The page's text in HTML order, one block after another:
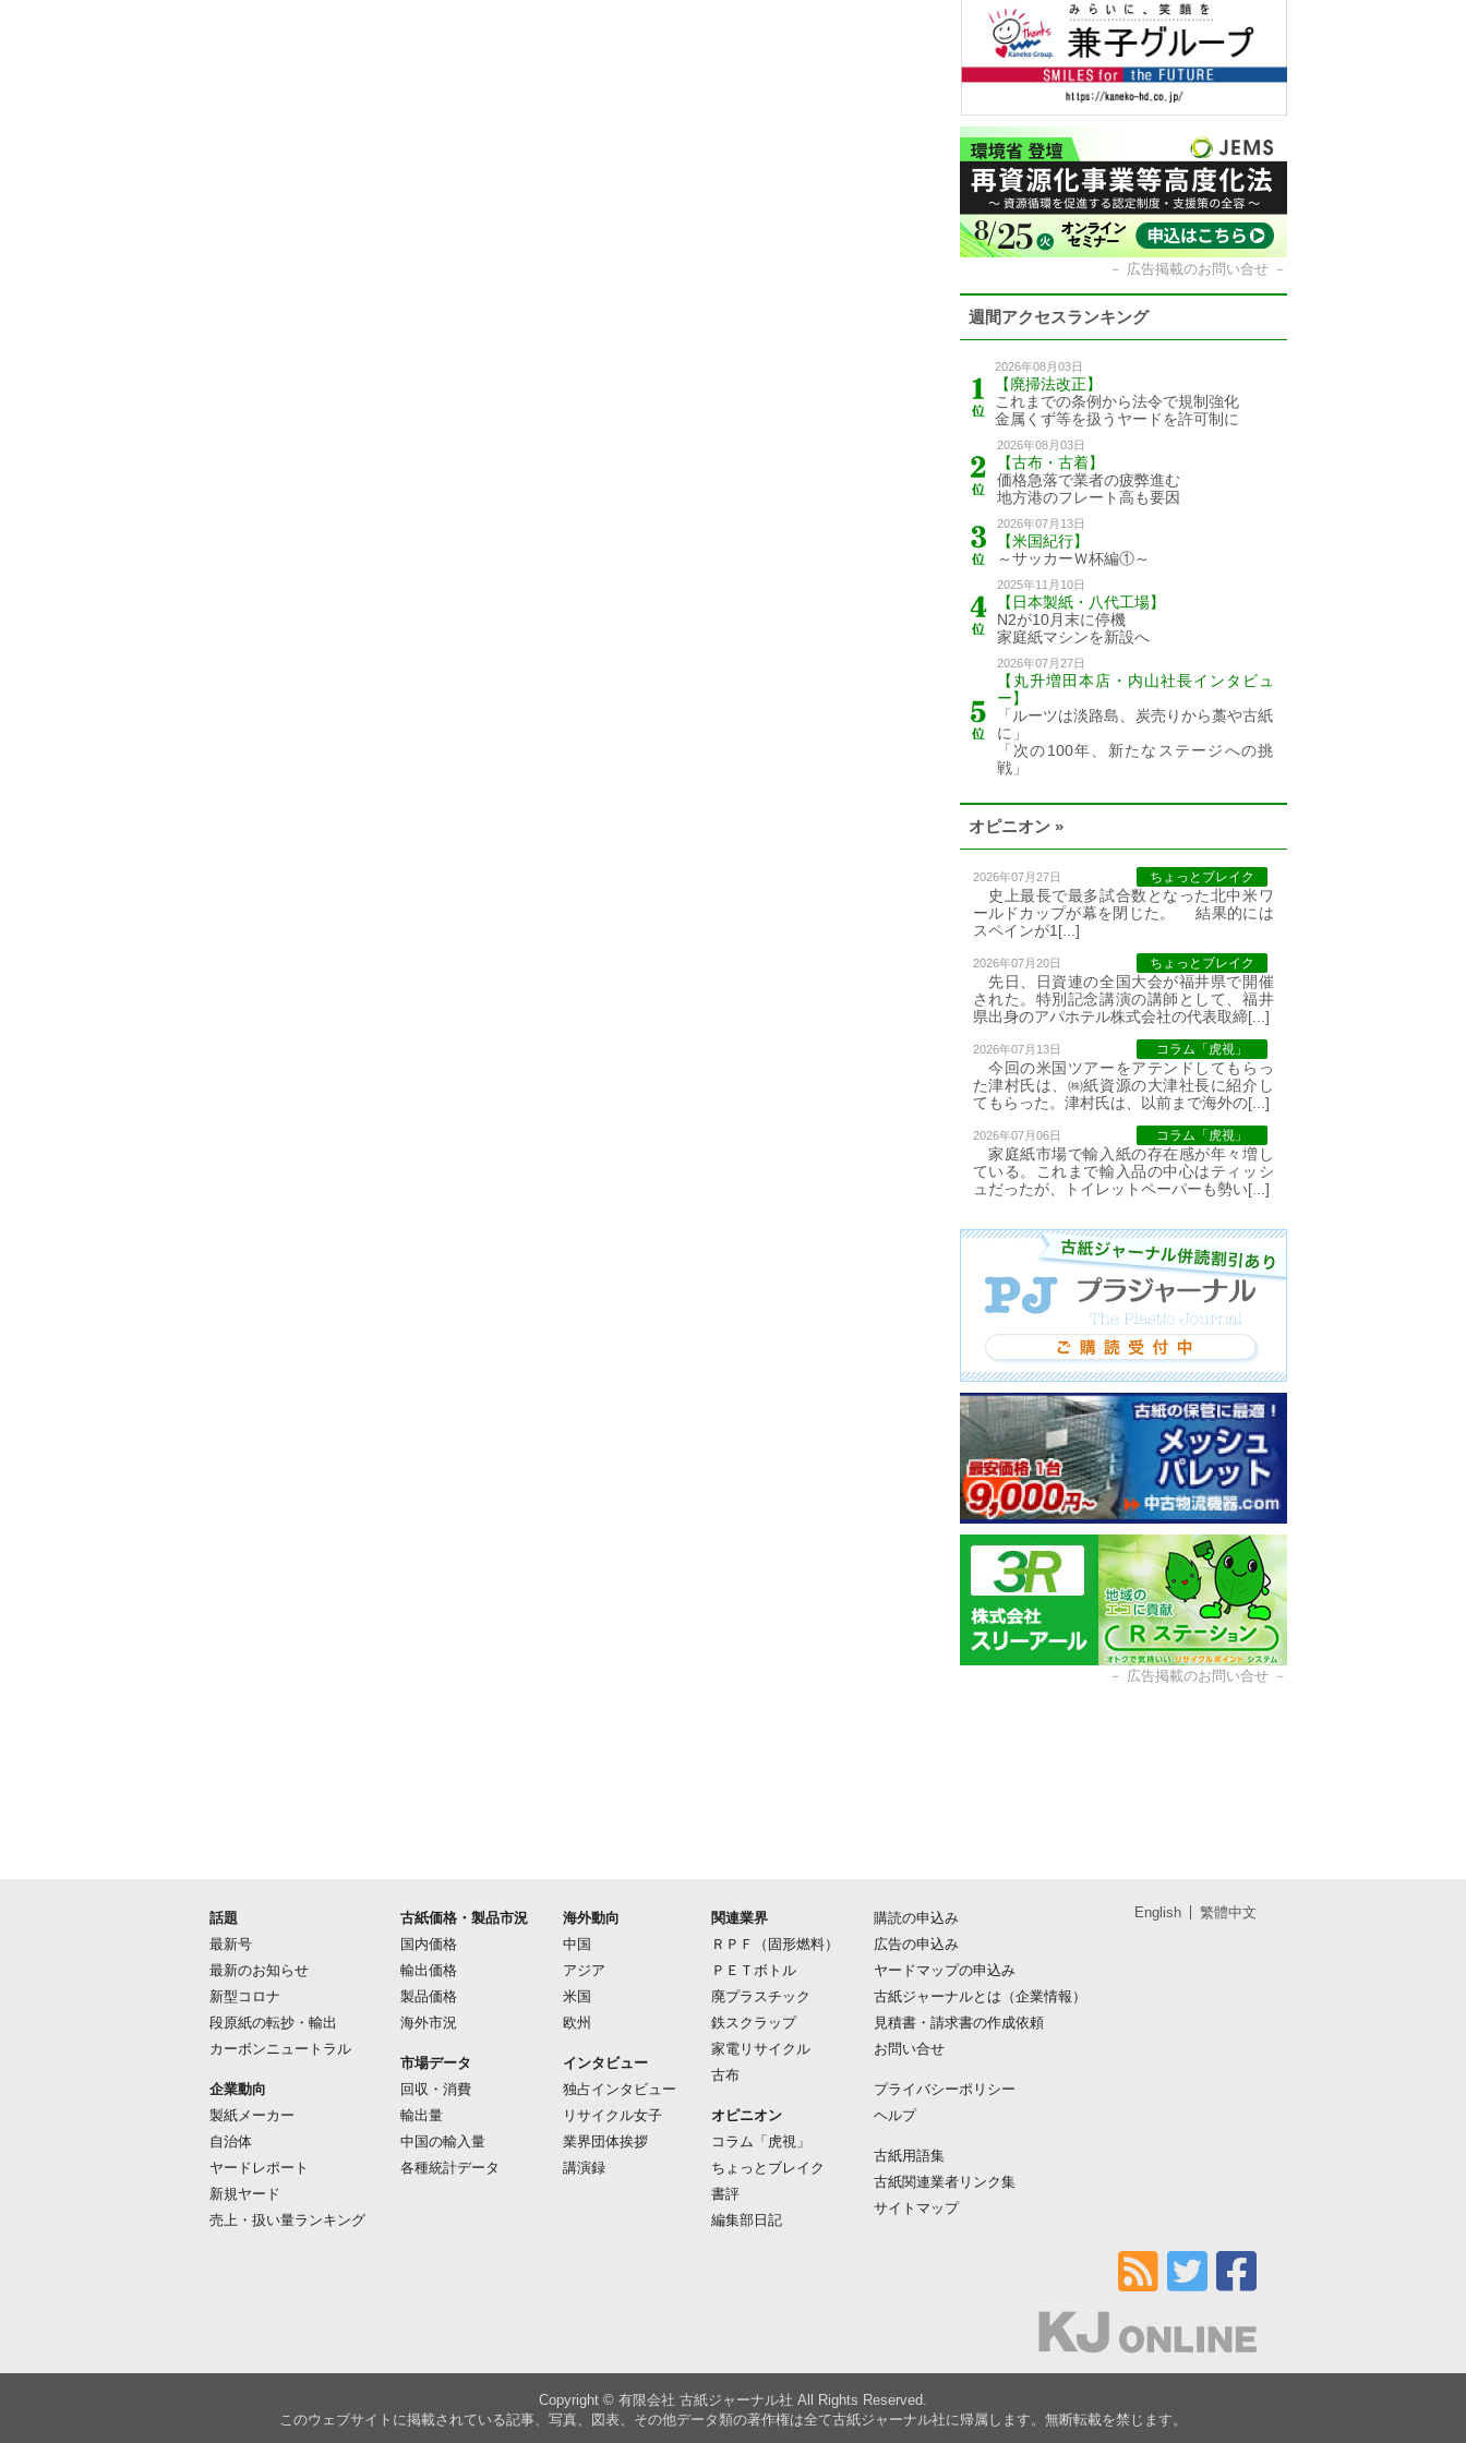
－ 広告掲載のお問い合せ－
週間アクセスランキング
2026年08月03日
【廃掃法改正】
これまでの条例から法令で規制強化
金属くず等を扱うヤードを許可制に
2026年08月03日
【古布・古着】
価格急落で業者の疲弊進む
地方港のフレート高も要因
2026年07月13日
【米国紀行】
～サッカーＷ杯編①～
2025年11月10日
【日本製紙・八代工場】
N2が10月末に停機
家庭紙マシンを新設へ
2026年07月27日
【丸升増田本店・内山社長インタビュ
ー】
「ルーツは淡路島、炭売りから藁や古紙
に」
「次の100年、新たなステージへの挑
戦」
オピニオン »
2026年07月27日 ちょっとブレイク
史上最長で最多試合数となった北中米ワ
ールドカップが幕を閉じた。 結果的には
スペインが1[...]
2026年07月20日 ちょっとブレイク
先日、日資連の全国大会が福井県で開催
された。特別記念講演の講師として、福井
県出身のアパホテル株式会社の代表取締[...]
2026年07月13日 コラム「虎視」
今回の米国ツアーをアテンドしてもらっ
た津村氏は、㈱紙資源の大津社長に紹介し
てもらった。津村氏は、以前まで海外の[...]
2026年07月06日 コラム「虎視」
家庭紙市場で輸入紙の存在感が年々増し
ている。これまで輸入品の中心はティッシ
ュだったが、トイレットペーパーも勢い[...]
－ 広告掲載のお問い合せ－
話題
最新号
最新のお知らせ
新型コロナ
段原紙の転抄・輸出
カーボンニュートラル
企業動向
製紙メーカー
自治体
ヤードレポート
新規ヤード
売上・扱い量ランキング
古紙価格・製品市況
国内価格
輸出価格
製品価格
海外市況
市場データ
回収・消費
輸出量
中国の輸入量
各種統計データ
海外動向
中国
アジア
米国
欧州
インタビュー
独占インタビュー
リサイクル女子
業界団体挨拶
講演録
関連業界
ＲＰＦ（固形燃料）
ＰＥＴボトル
廃プラスチック
鉄スクラップ
家電リサイクル
古布
オピニオン
コラム「虎視」
ちょっとブレイク
書評
編集部日記
購読の申込み
広告の申込み
ヤードマップの申込み
古紙ジャーナルとは（企業情報）
見積書・請求書の作成依頼
お問い合せ
プライバシーポリシー
ヘルプ
古紙用語集
古紙関連業者リンク集
サイトマップ
English 繁體中文
Copyright © 有限会社 古紙ジャーナル社 All Rights Reserved.
このウェブサイトに掲載されている記事、写真、図表、その他データ類の著作権は全て古紙ジャーナル社に帰属します。無断転載を禁じます。